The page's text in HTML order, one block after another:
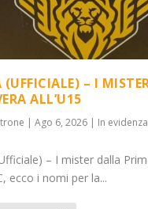
– I
ALL’U15
|Ago 6, 2026 | In evidenza
– I mister dalla
ecco i nomi per la...